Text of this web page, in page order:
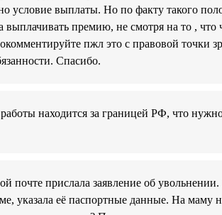
условие выплаты. Но по факту такого
премию, не смотря на то , что
пжл это с правовой точки
Спасибо.
находится за границей РФ, что
почте прислала заявление об
указала её паспортные данные. На маму